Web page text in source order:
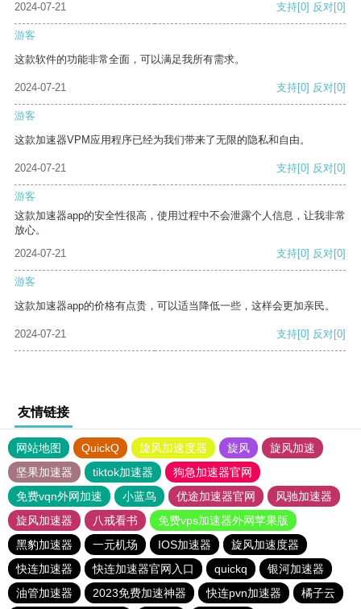
2024-07-21
支持[0] 反对[0]
游客
这款软件的功能非常全面，可以满足我所有需求。
2024-07-21 支持[0] 反对[0]
游客
这款加速器VPM应用程序已经为我们带来了无限的隐私和自由。
2024-07-21 支持[0] 反对[0]
游客
这款加速器app的安全性很高，使用过程中不会泄露个人信息，让我非常
放心。
2024-07-21
支持[0] 反对[0]
游客
这款加速器app的价格有点贵，可以适当降低一些，这样会更加亲民。
2024-07-21 支持[0] 反对[0]
友情链接
网站地图 QuickQ 旋风加速度器 旋风
旋风加速
坚果加速器
tiktok加速器
狗急加速器官网
免费vqn外网加速
小蓝鸟 优途加速器官网
风驰加速器
旋风加速器
八戒看书
免费vps加速器外网苹果版
黑豹加速器
一元机场 IOS加速器
旋风加速度器
快连加速器
快连加速器官网入口 quickq
银河加速器
油管加速器
2023免费加速神器 快连pvn加速器 橘子云